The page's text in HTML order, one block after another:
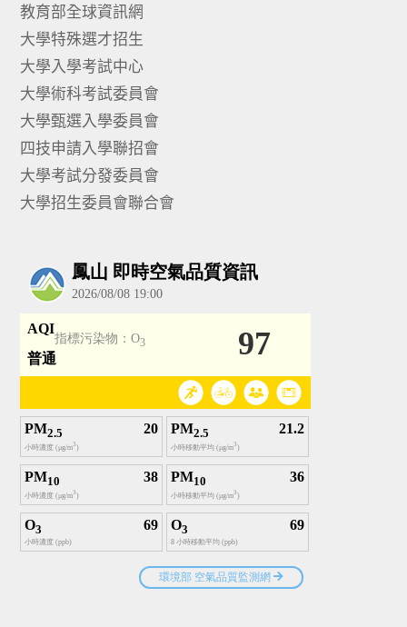
教育部全球資訊網
大學特殊選才招生
大學入學考試中心
大學術科考試委員會
大學甄選入學委員會
四技申請入學聯招會
大學考試分發委員會
大學招生委員會聯合會